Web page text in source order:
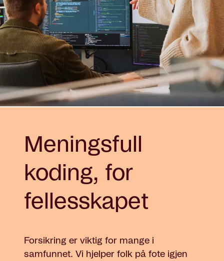
Meningsfull
koding, for
fellesskapet
Forsikring er viktig for mange i
samfunnet. Vi hjelper folk på fote igjen